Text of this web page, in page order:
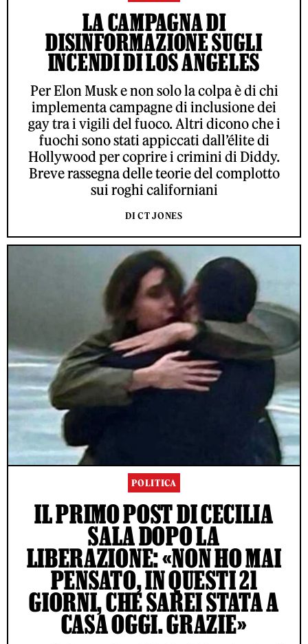
LA CAMPAGNA DI
DISINFORMAZIONE SUGLI
INCENDI DI LOS ANGELES
Per Elon Musk e non solo la colpa è di chi
implementa campagne di inclusione dei
gay tra i vigili del fuoco. Altri dicono che i
fuochi sono stati appiccati dall’élite di
Hollywood per coprire i crimini di Diddy.
Breve rassegna delle teorie del complotto
sui roghi californiani
DI CT JONES
POLITICA
IL PRIMO POST DI CECILIA
SALA DOPO LA
LIBERAZIONE: «NON HO MAI
PENSATO, IN QUESTI 21
GIORNI, CHE SAREI STATA A
CASA OGGI. GRAZIE»